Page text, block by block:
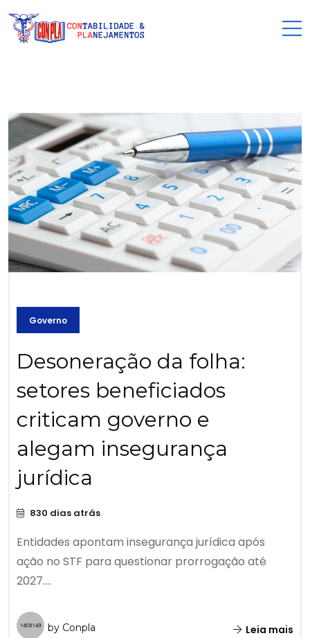
Governo
Desoneração da folha:
setores beneficiados
criticam governo e
alegam insegurança
jurídica
830 dias atrás
Entidades apontam insegurança jurídica após
ação no STF para questionar prorrogação até
2027....
by Conpla Leia mais